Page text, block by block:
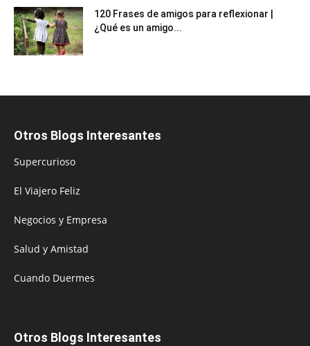
120 Frases de amigos para reflexionar |
¿Qué es un amigo...
Otros Blogs Interesantes
Supercurioso
El Viajero Feliz
Negocios y Empresa
Salud y Amistad
Cuando Duermes
Otros Blogs Interesantes